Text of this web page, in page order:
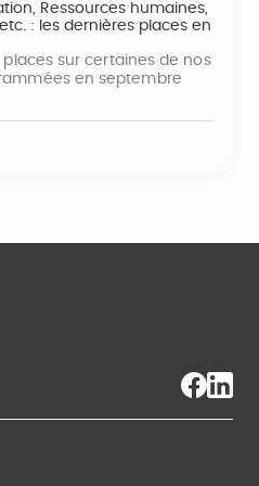
Ressources humaines,
: les dernières places en
places sur certaines de nos
en septembre